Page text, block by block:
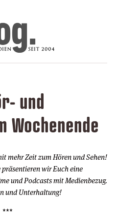
und
Wochenende
mehr Zeit zum Hören und Sehen!
präsentieren wir Euch eine
und Podcasts mit Medienbezug.
und Unterhaltung!
***